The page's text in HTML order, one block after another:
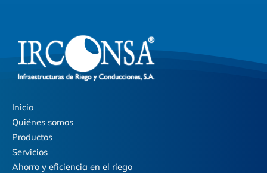
Inicio
Quiénes somos
Productos
Servicios
Ahorro y eficiencia en el riego